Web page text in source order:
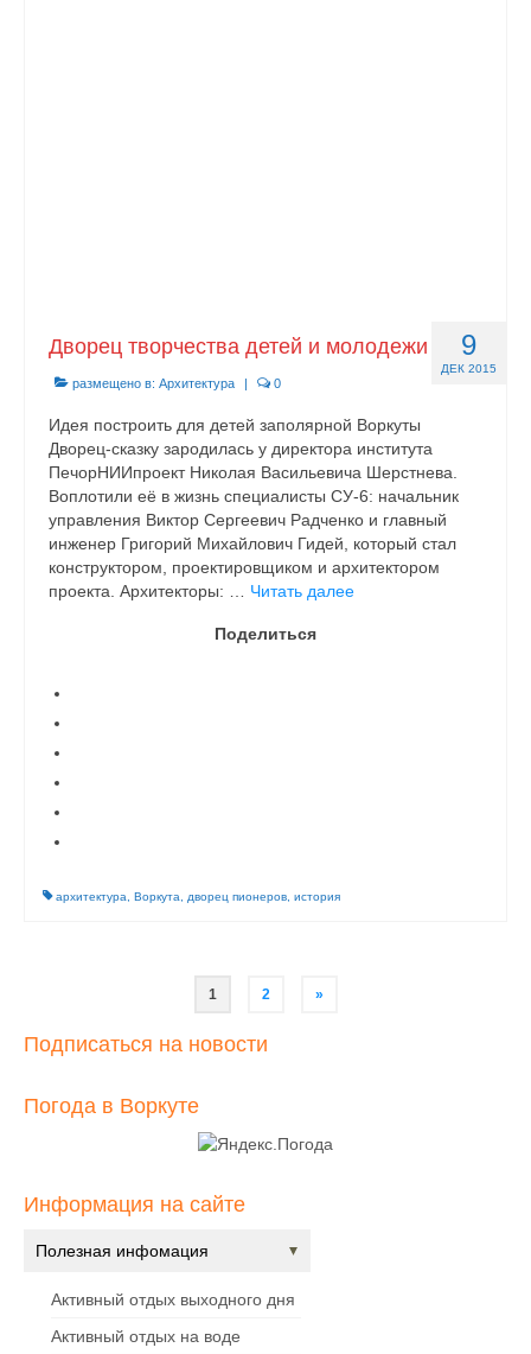
9
ДЕК 2015
Дворец творчества детей и молодежи
размещено в: Архитектура | 0
Идея построить для детей заполярной Воркуты
Дворец-сказку зародилась у директора института
ПечорНИИпроект Николая Васильевича Шерстнева.
Воплотили её в жизнь специалисты СУ-6: начальник
управления Виктор Сергеевич Радченко и главный
инженер Григорий Михайлович Гидей, который стал
конструктором, проектировщиком и архитектором
проекта. Архитекторы: … Читать далее
Поделиться
архитектура Воркута дворец пионеров история
записям
1 2 »
Подписаться на новости
Погода в Воркуте
Информация на сайте
Полезная инфомация
Активный отдых выходного дня
Активный отдых на воде